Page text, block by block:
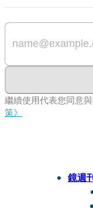
繼續使用代表您同意
策》
鏡週